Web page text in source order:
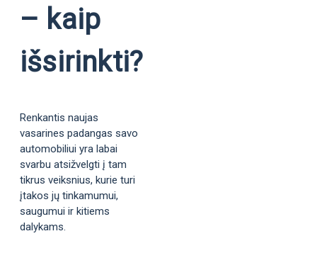
– kaip
išsirinkti?
Renkantis naujas
vasarines padangas savo
automobiliui yra labai
svarbu atsižvelgti į tam
tikrus veiksnius, kurie turi
įtakos jų tinkamumui,
saugumui ir kitiems
dalykams.